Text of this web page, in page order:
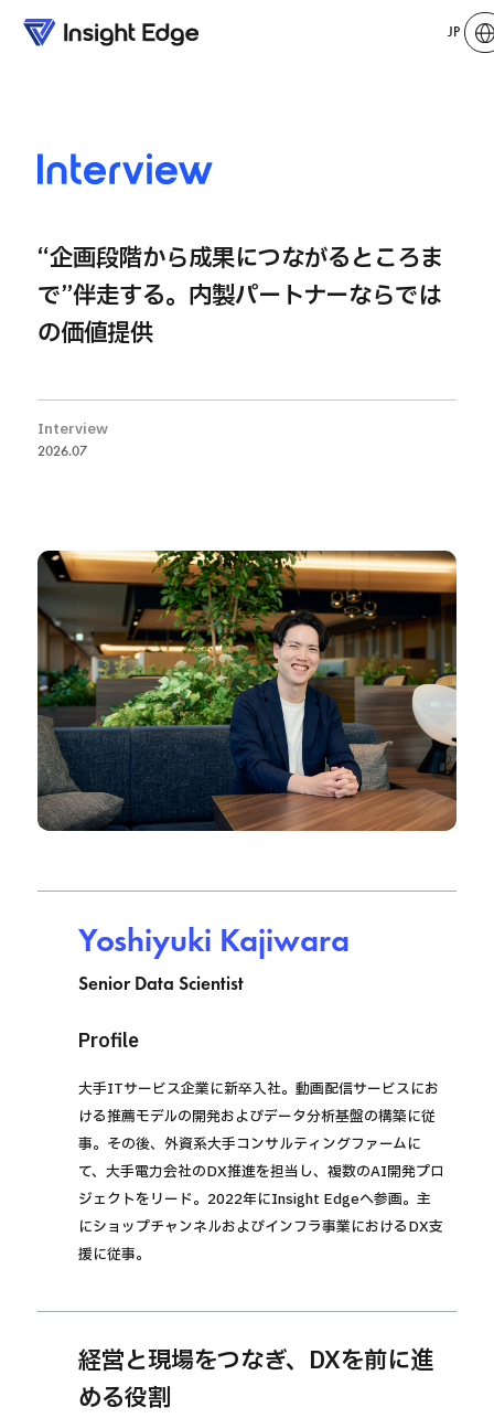
JP
Interview
“企画段階から成果につながるところま
で”伴走する。内製パートナーならでは
の価値提供
Interview
2026.07
Yoshiyuki Kajiwara
Senior Data Scientist
Profile
大手ITサービス企業に新卒入社。動画配信サービスにお
ける推薦モデルの開発およびデータ分析基盤の構築に従
事。その後、外資系大手コンサルティングファームに
て、大手電力会社のDX推進を担当し、複数のAI開発プロ
ジェクトをリード。2022年にInsight Edgeへ参画。主
にショップチャンネルおよびインフラ事業におけるDX支
援に従事。
経営と現場をつなぎ、DXを前に進
める役割